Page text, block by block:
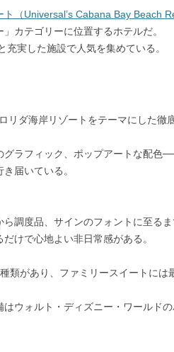
（Universal’s Cabana Bay Beach
カテゴリーに位置するホテルだ。
実した施設で人気を集めている。
リダ海岸リゾートをテーマにした徹
ラフィック、ポップアートな配色
届いている。
調度品、サインのフォントに至る
けで心地よい非日常感がある。
類があり、ファミリースイートには
ウォルト・ディズニー・ワールドの